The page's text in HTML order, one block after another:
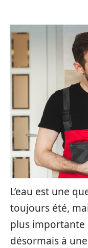
L’eau est une
toujours été,
plus importante
désormais à